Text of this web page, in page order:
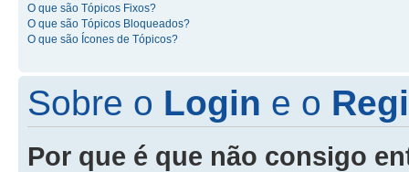
O que são Tópicos Fixos?
O que são Tópicos Bloqueados?
O que são Ícones de Tópicos?
Sobre o Login e o
Por que é que não consigo